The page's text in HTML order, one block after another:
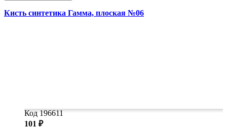
Кисть синтетика Гамма, плоская №06
Код 196611
101 ₽